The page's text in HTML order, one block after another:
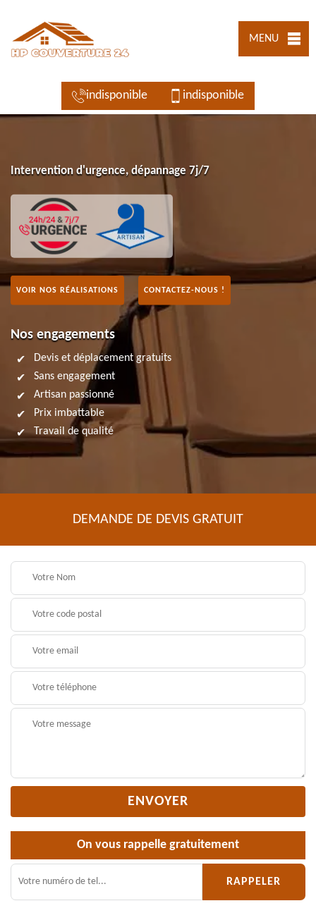
MENU
indisponible indisponible
Intervention d'urgence, dépannage 7j/7
VOIR NOS RÉALISATIONS CONTACTEZ-NOUS !
Nos engagements
Devis et déplacement gratuits
Sans engagement
Artisan passionné
Prix imbattable
Travail de qualité
DEMANDE DE DEVIS GRATUIT
On vous rappelle gratuitement